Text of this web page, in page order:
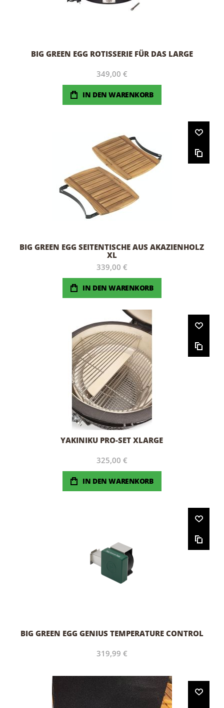
BIG GREEN EGG ROTISSERIE FÜR DAS LARGE
349,00 €
IN DEN WARENKORB
BIG GREEN EGG SEITENTISCHE AUS AKAZIENHOLZ
XL
339,00 €
IN DEN WARENKORB
YAKINIKU PRO-SET XLARGE
325,00 €
IN DEN WARENKORB
BIG GREEN EGG GENIUS TEMPERATURE CONTROL
319,99 €